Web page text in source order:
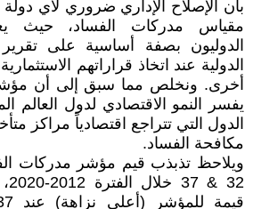
مقياس مدركات الفساد، حيث
الدوليون بصفة أساسية على
الدولية عند اتخاذ قراراتهم
أخرى. ونخلص مما سبق إلى أن
يفسر النمو الاقتصادي لدول العالم
الدول التي تتراجع اقتصادياً مراكز
مكافحة الفساد.
ويلاحظ تذبذب قيم مؤشر مدركات